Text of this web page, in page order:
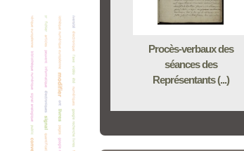
Procès-verbaux des
séances des
Représentants (...)